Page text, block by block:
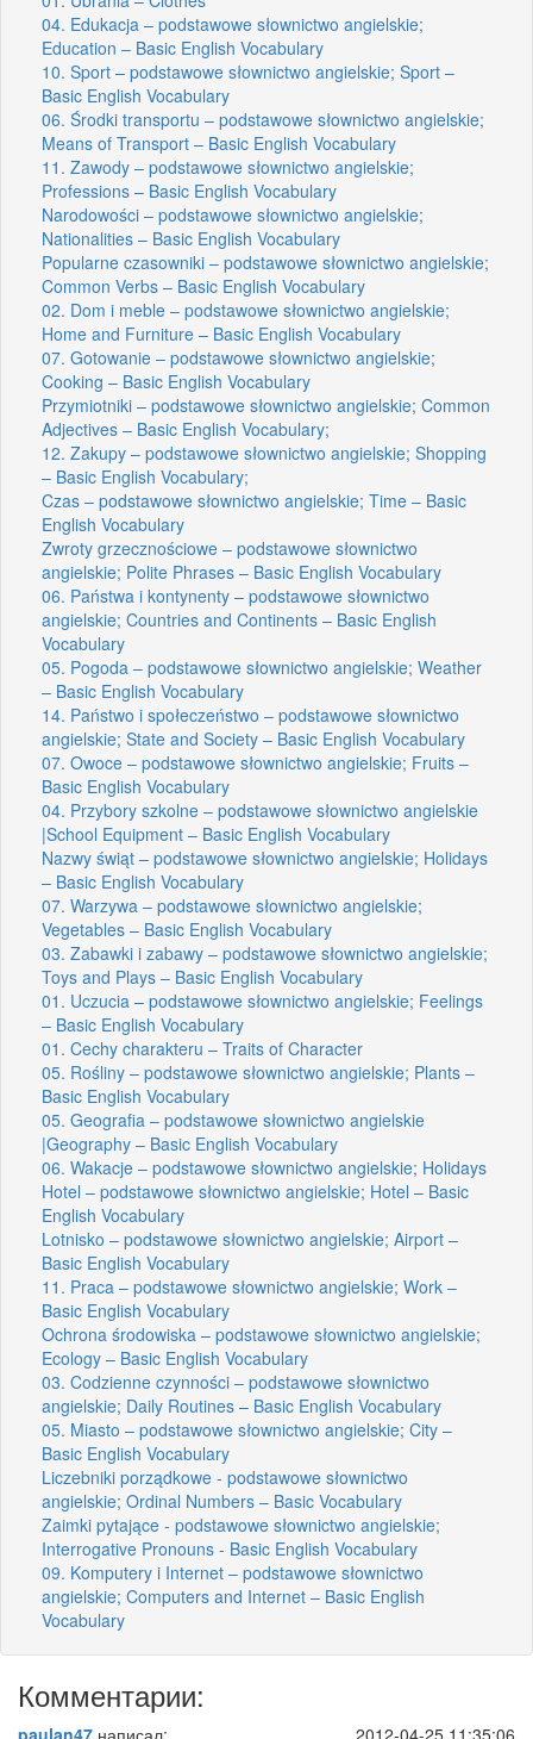
04. Edukacja – podstawowe słownictwo angielskie;
Education – Basic English Vocabulary
10. Sport – podstawowe słownictwo angielskie; Sport –
Basic English Vocabulary
06. Środki transportu – podstawowe słownictwo angielskie;
Means of Transport – Basic English Vocabulary
11. Zawody – podstawowe słownictwo angielskie;
Professions – Basic English Vocabulary
Narodowości – podstawowe słownictwo angielskie;
Nationalities – Basic English Vocabulary
Popularne czasowniki – podstawowe słownictwo angielskie;
Common Verbs – Basic English Vocabulary
02. Dom i meble – podstawowe słownictwo angielskie;
Home and Furniture – Basic English Vocabulary
07. Gotowanie – podstawowe słownictwo angielskie;
Cooking – Basic English Vocabulary
Przymiotniki – podstawowe słownictwo angielskie; Common
Adjectives – Basic English Vocabulary;
12. Zakupy – podstawowe słownictwo angielskie; Shopping
– Basic English Vocabulary;
Czas – podstawowe słownictwo angielskie; Time – Basic
English Vocabulary
Zwroty grzecznościowe – podstawowe słownictwo
angielskie; Polite Phrases – Basic English Vocabulary
06. Państwa i kontynenty – podstawowe słownictwo
angielskie; Countries and Continents – Basic English
Vocabulary
05. Pogoda – podstawowe słownictwo angielskie; Weather
– Basic English Vocabulary
14. Państwo i społeczeństwo – podstawowe słownictwo
angielskie; State and Society – Basic English Vocabulary
07. Owoce – podstawowe słownictwo angielskie; Fruits –
Basic English Vocabulary
04. Przybory szkolne – podstawowe słownictwo angielskie
|School Equipment – Basic English Vocabulary
Nazwy świąt – podstawowe słownictwo angielskie; Holidays
– Basic English Vocabulary
07. Warzywa – podstawowe słownictwo angielskie;
Vegetables – Basic English Vocabulary
03. Zabawki i zabawy – podstawowe słownictwo angielskie;
Toys and Plays – Basic English Vocabulary
01. Uczucia – podstawowe słownictwo angielskie; Feelings
– Basic English Vocabulary
01. Cechy charakteru – Traits of Character
05. Rośliny – podstawowe słownictwo angielskie; Plants –
Basic English Vocabulary
05. Geografia – podstawowe słownictwo angielskie
|Geography – Basic English Vocabulary
06. Wakacje – podstawowe słownictwo angielskie; Holidays
Hotel – podstawowe słownictwo angielskie; Hotel – Basic
English Vocabulary
Lotnisko – podstawowe słownictwo angielskie; Airport –
Basic English Vocabulary
11. Praca – podstawowe słownictwo angielskie; Work –
Basic English Vocabulary
Ochrona środowiska – podstawowe słownictwo angielskie;
Ecology – Basic English Vocabulary
03. Codzienne czynności – podstawowe słownictwo
angielskie; Daily Routines – Basic English Vocabulary
05. Miasto – podstawowe słownictwo angielskie; City –
Basic English Vocabulary
Liczebniki porządkowe - podstawowe słownictwo
angielskie; Ordinal Numbers – Basic Vocabulary
Zaimki pytające - podstawowe słownictwo angielskie;
Interrogative Pronouns - Basic English Vocabulary
09. Komputery i Internet – podstawowe słownictwo
angielskie; Computers and Internet – Basic English
Vocabulary
Комментарии:
paulan47 написал:
2012-04-25 11:35:06